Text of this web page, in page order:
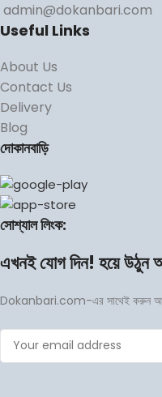
admin@dokanbari.com
Useful Links
About Us
Contact Us
Delivery
Blog
দোকানবাড়ি
সোশ্যাল লিংক:
এখনই যোগ দিন! হয়ে উঠুন
Dokanbari.com-এর সাথেই করুন